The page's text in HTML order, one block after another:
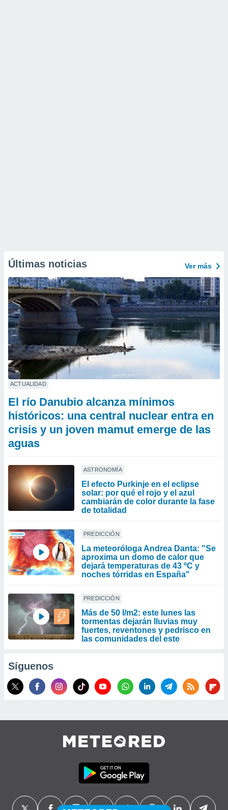
Últimas noticias Ver más
ACTUALIDAD
El río Danubio alcanza mínimos
históricos: una central nuclear entra en
crisis y un joven mamut emerge de las
aguas
ASTRONOMÍA
El efecto Purkinje en el eclipse
solar: por qué el rojo y el azul
cambiarán de color durante la fase
de totalidad
PREDICCIÓN
La meteoróloga Andrea Danta: "Se
aproxima un domo de calor que
dejará temperaturas de 43 ºC y
noches tórridas en España"
PREDICCIÓN
Más de 50 l/m2: este lunes las
tormentas dejarán lluvias muy
fuertes, reventones y pedrisco en
las comunidades del este
Síguenos